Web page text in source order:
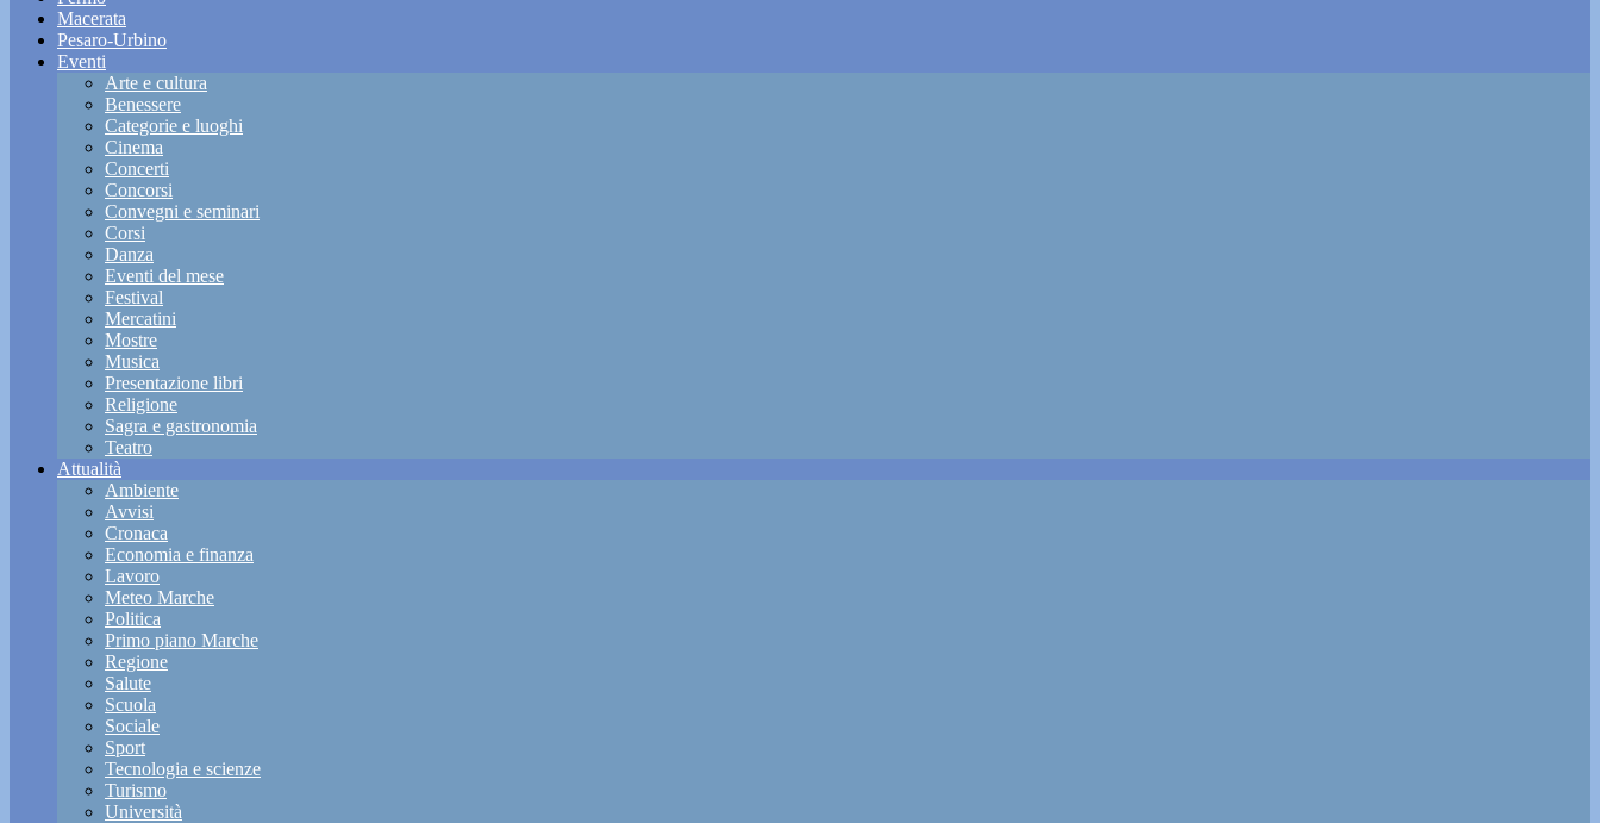
Macerata
Pesaro-Urbino
Eventi
Arte e cultura
Benessere
Categorie e luoghi
Cinema
Concerti
Concorsi
Convegni e seminari
Corsi
Danza
Eventi del mese
Festival
Mercatini
Mostre
Musica
Presentazione libri
Religione
Sagra e gastronomia
Teatro
Attualità
Ambiente
Avvisi
Cronaca
Economia e finanza
Lavoro
Meteo Marche
Politica
Primo piano Marche
Regione
Salute
Scuola
Sociale
Sport
Tecnologia e scienze
Turismo
Università